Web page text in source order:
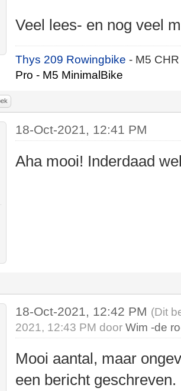
Veel lees- en nog veel
Thys 209 Rowingbike- M5
Pro - M5 MinimalBike
18-Oct-2021, 12:41 PM
Aha mooi! Inderdaad
18-Oct-2021, 12:42 PM (Dit
2021, 12:43 PM doorWim -de
Mooi aantal, maar
een bericht geschreven.